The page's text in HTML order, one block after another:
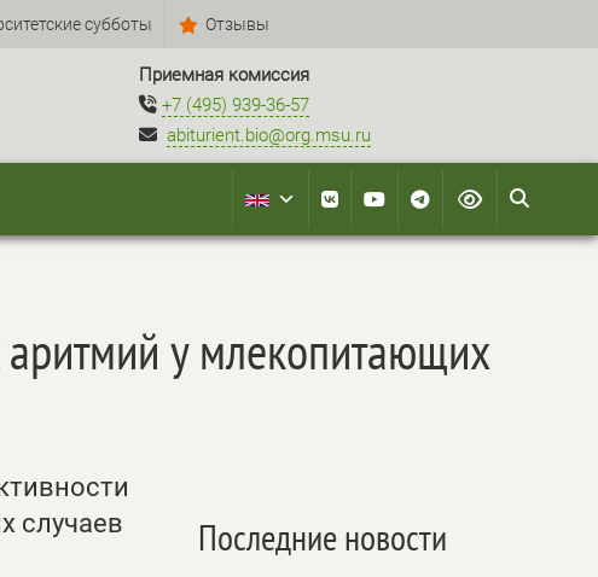
субботы Отзывы
Приемная комиссия
+7 (495) 939-36-57
abiturient.bio@org.msu.ru
у млекопитающих
случаев
Последние новости